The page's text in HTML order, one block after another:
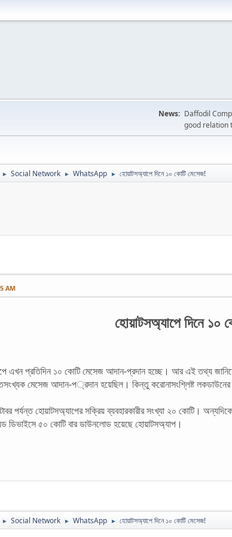
News: Daffodil
good relation
► Social Network ► WhatsApp ► হোয়াটসঅ্যাপে দিনে ১০ কোটি মেসেজ!
AM
হোয়াটসঅ্যাপে দিনে ১০
এখন প্রতিদিন ১০ কোটি মেসেজ আদান-প্রদান হচ্ছে। আর এই তথ্য জানিয়েছেন
মেসেজ আদান-প্রদান হয়েছিল। কিন্তু করোনাসংশ্লিষ্ট
পর্যন্ত হোয়াটসঅ্যাপের সক্রিয় ব্যবহারকারীর সংখ্যা ২০ কোটি।
ডিভাইসে ৫০ কোটি বার ডাউনলোড হয়েছে হোয়াটসঅ্যাপ।
► Social Network ► WhatsApp ► হোয়াটসঅ্যাপে দিনে ১০ কোটি মেসেজ!